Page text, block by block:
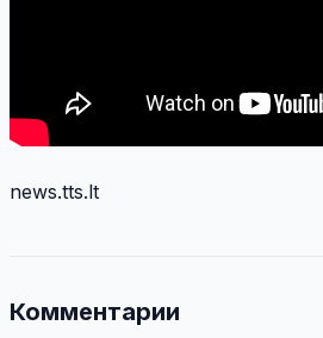
news.tts.lt
Комментарии